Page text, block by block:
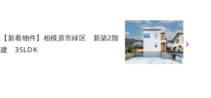
【新着物件】相模原市緑区 新築2階
建 3SLDK